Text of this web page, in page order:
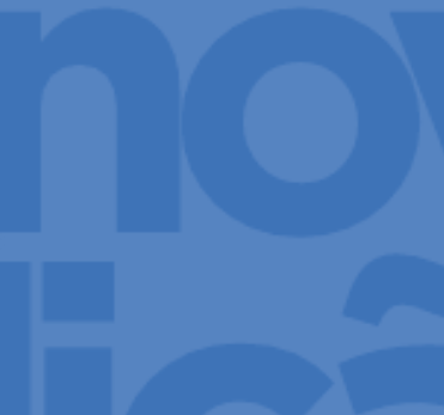
Aperte Enter para buscar ou Esq para fechar.